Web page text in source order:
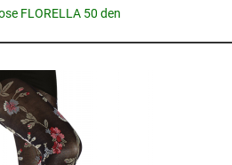
FLORELLA 50 den